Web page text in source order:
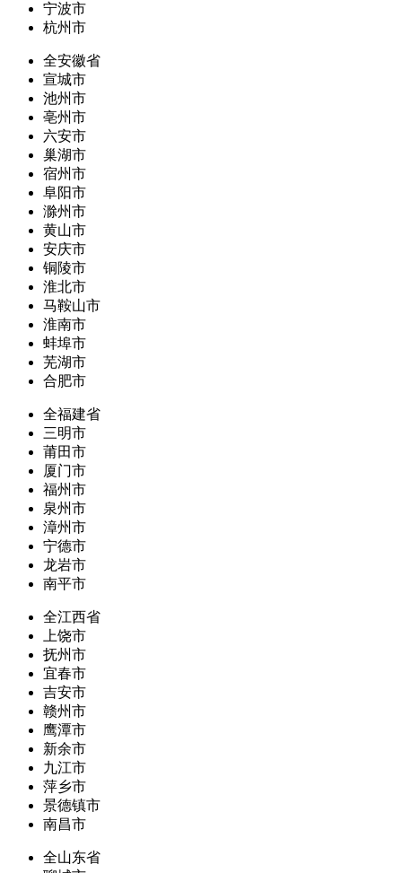
宁波市
杭州市
全安徽省
宣城市
池州市
亳州市
六安市
巢湖市
宿州市
阜阳市
滁州市
黄山市
安庆市
铜陵市
淮北市
马鞍山市
淮南市
蚌埠市
芜湖市
合肥市
全福建省
三明市
莆田市
厦门市
福州市
泉州市
漳州市
宁德市
龙岩市
南平市
全江西省
上饶市
抚州市
宜春市
吉安市
赣州市
鹰潭市
新余市
九江市
萍乡市
景德镇市
南昌市
全山东省